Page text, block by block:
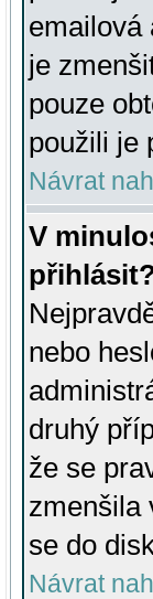
emailová
je
pouze
použili je
Návrat
V
nebo
druhý
že se
zmenšila
se do
Návrat